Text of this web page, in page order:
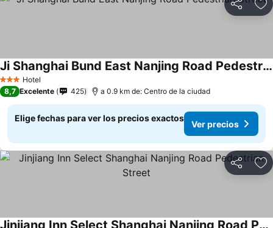
Compartir
3 Estrellas
Hotel
Ji Shanghai Bund East Nanjing Road Pedestrian Street
8,7 Excelente 425 a 0.9 km de: Centro de la ciudad
Elige fechas para ver los precios exactos
Ver precios
Compartir
Jinjiang Inn Select Shanghai Nanjing Road Pedestrian Street